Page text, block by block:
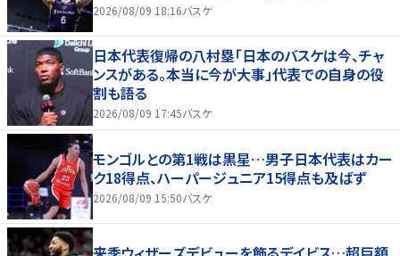
2026/08/09 18:16バスケ
日本代表復帰の八村塁「日本のバスケは今、チャ
ンスがある。本当に今が大事」代表での自身の役
割も語る
2026/08/09 17:45バスケ
モンゴルとの第1戦は黒星…男子日本代表はカー
ク18得点、ハーパージュニア15得点も及ばず
2026/08/09 15:50バスケ